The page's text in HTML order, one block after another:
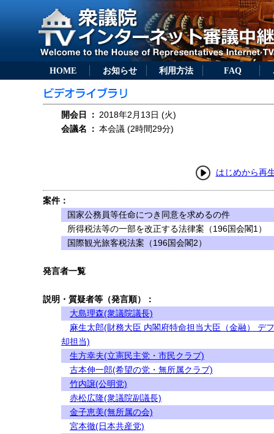
HOME お知らせ 利用方法 FAQ
開会日 ： 2018年2月13日 (火)
会議名
： 本会議 (2時間29分)
はじめから再
案件：
国家公務員等任命につき同意を求めるの件
所得税法等の一部を改正する法律案（196国会閣1）
国際観光旅客税法案（196国会閣2）
発言者一覧
説明・質疑者等（発言順）：
大島理森(衆議院議長)
麻生太郎(財務大臣 内閣府特命担当大臣（金融） デ
却担当)
生方幸夫(立憲民主党・市民クラブ)
古本伸一郎(希望の党・無所属クラブ)
竹内譲(公明党)
赤松広隆(衆議院副議長)
金子恵美(無所属の会)
宮本徹(日本共産党)